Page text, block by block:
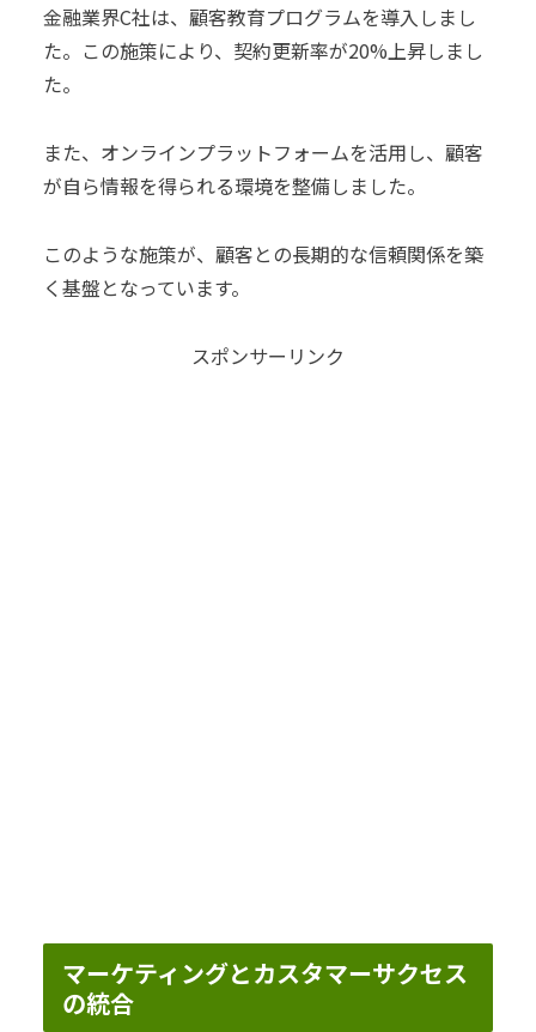
金融業界C社は、顧客教育プログラムを導入しまし
た。この施策により、契約更新率が20%上昇しまし
た。
また、オンラインプラットフォームを活用し、顧客
が自ら情報を得られる環境を整備しました。
このような施策が、顧客との長期的な信頼関係を築
く基盤となっています。
スポンサーリンク
マーケティングとカスタマーサクセス
の統合